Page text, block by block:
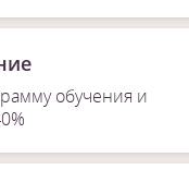
обучения и